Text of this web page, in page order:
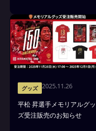
グッズ 2025.11.26
平松 昇選手メモリアルグッ
ズ受注販売のお知らせ